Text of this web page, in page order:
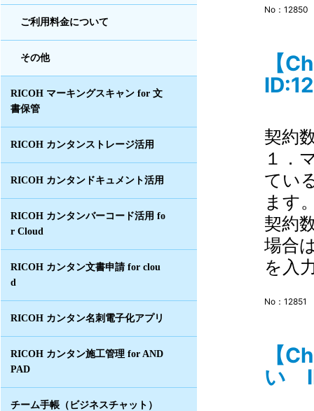
ご利用料金について
その他
RICOH マーキングスキャン for 文
書保管
RICOH カンタンストレージ活用
RICOH カンタンドキュメント活用
RICOH カンタンバーコード活用 fo
r Cloud
RICOH カンタン文書申請 for clou
d
RICOH カンタン名刺電子化アプリ
RICOH カンタン施工管理 for AND
PAD
チーム手帳（ビジネスチャット）
No：12850
【
契約
１．
てい
ます
契約
場合
を入
No：12851
【
い